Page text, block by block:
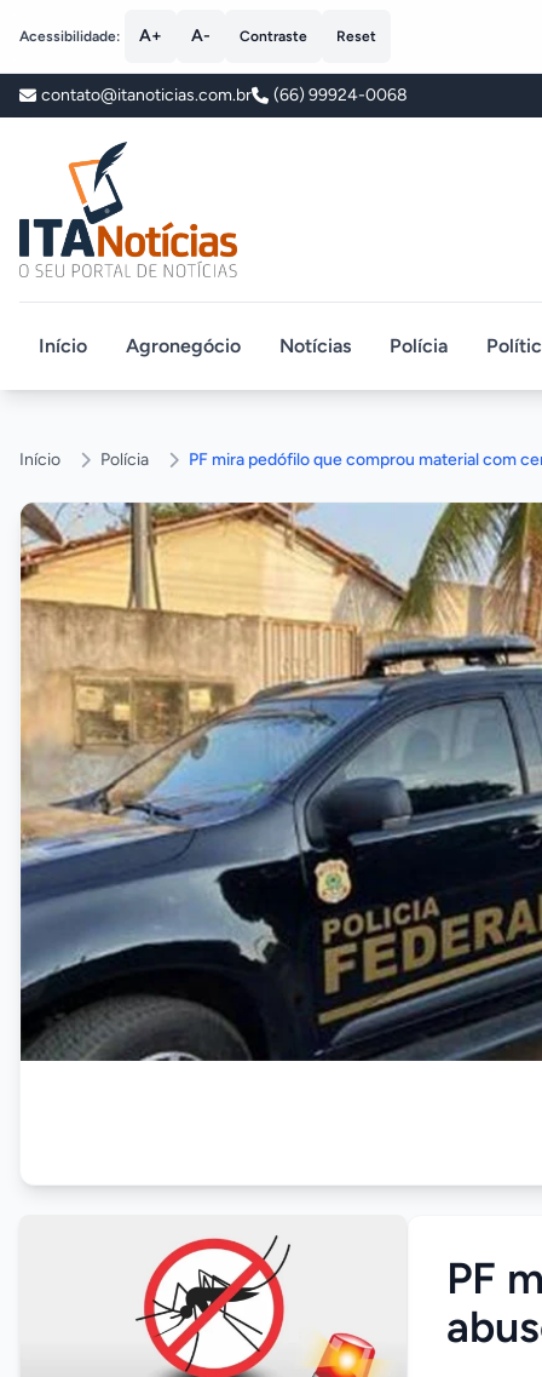
Acessibilidade: A+ A- Contraste Reset
contato@itanoticias.com.br (66) 99924-0068
ITA Notícias
Início Agronegócio Notícias Polícia
Início Polícia PF mira pedófilo que comprou material com
PF